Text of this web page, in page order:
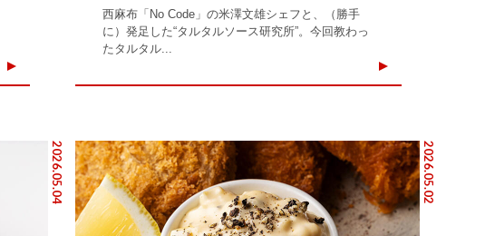
西麻布「No Code」の米澤文雄シェフと、（勝手
に）発足した“タルタルソース研究所”。今回教わっ
たタルタル...
2026.05.04 2026.05.02